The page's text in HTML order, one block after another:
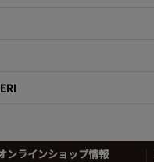
ンラインショップ情報